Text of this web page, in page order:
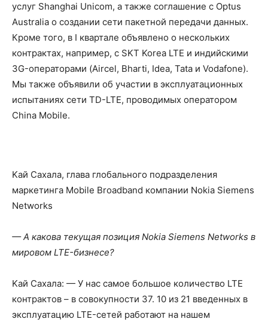
услуг Shanghai Unicom, а также соглашение с Optus
Australia о создании сети пакетной передачи данных.
Кроме того, в I квартале объявлено о нескольких
контрактах, например, с SKT Korea LTE и индийскими
3G-операторами (Aircel, Bharti, Idea, Tata и Vodafone).
Мы также объявили об участии в эксплуатационных
испытаниях сети TD-LTE, проводимых оператором
China Mobile.
Kaй Сахала, глава глобального подразделения
маркетинга Mobile Broadband компании Nokia Siemens
Networks
— А какова текущая позиция Nokia Siemens Networks в
мировом LTE-бизнесе?
Kaй Сахала: — У нас самое большое количество LTE
контрактов – в совокупности 37. 10 из 21 введенных в
эксплуатацию LTE-сетей работают на нашем